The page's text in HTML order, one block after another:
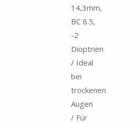
14,3mm,
BC 8.5,
-2
Dioptrien
/ Ideal
bei
trockenen
Augen
/ Für